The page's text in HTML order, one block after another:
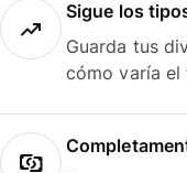
Sigue los
Guarda tus
cómo varía